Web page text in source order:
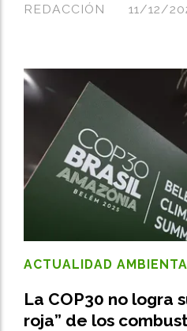
REDACCIÓN 11/12/
La COP30 no logra
roja” de los
ACTUALIDAD